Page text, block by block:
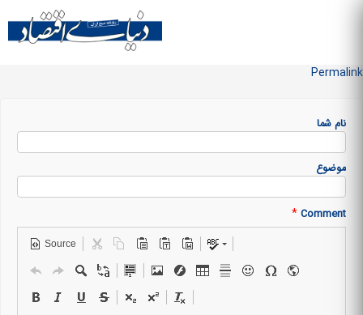
main
content
Permalink
نام شما
موضوع
Comment
*
Source